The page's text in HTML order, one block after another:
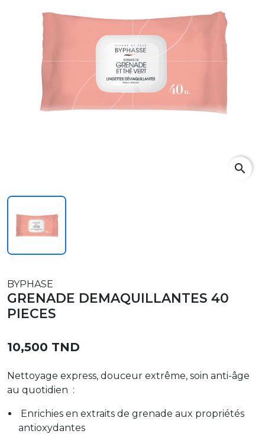
search
BYPHASE
GRENADE DEMAQUILLANTES 40
PIECES
10,500 TND
Nettoyage express, douceur extrême, soin anti-âge
au quotidien :
Enrichies en extraits de grenade aux propriétés
antioxydantes